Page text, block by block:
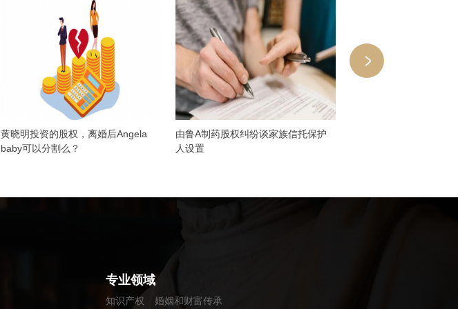
黄晓明投资的股权，离婚后Angela
baby可以分割么？
由鲁A制药股权纠纷谈家族信托保护
人设置
专业领域
知识产权 婚姻和财富传承